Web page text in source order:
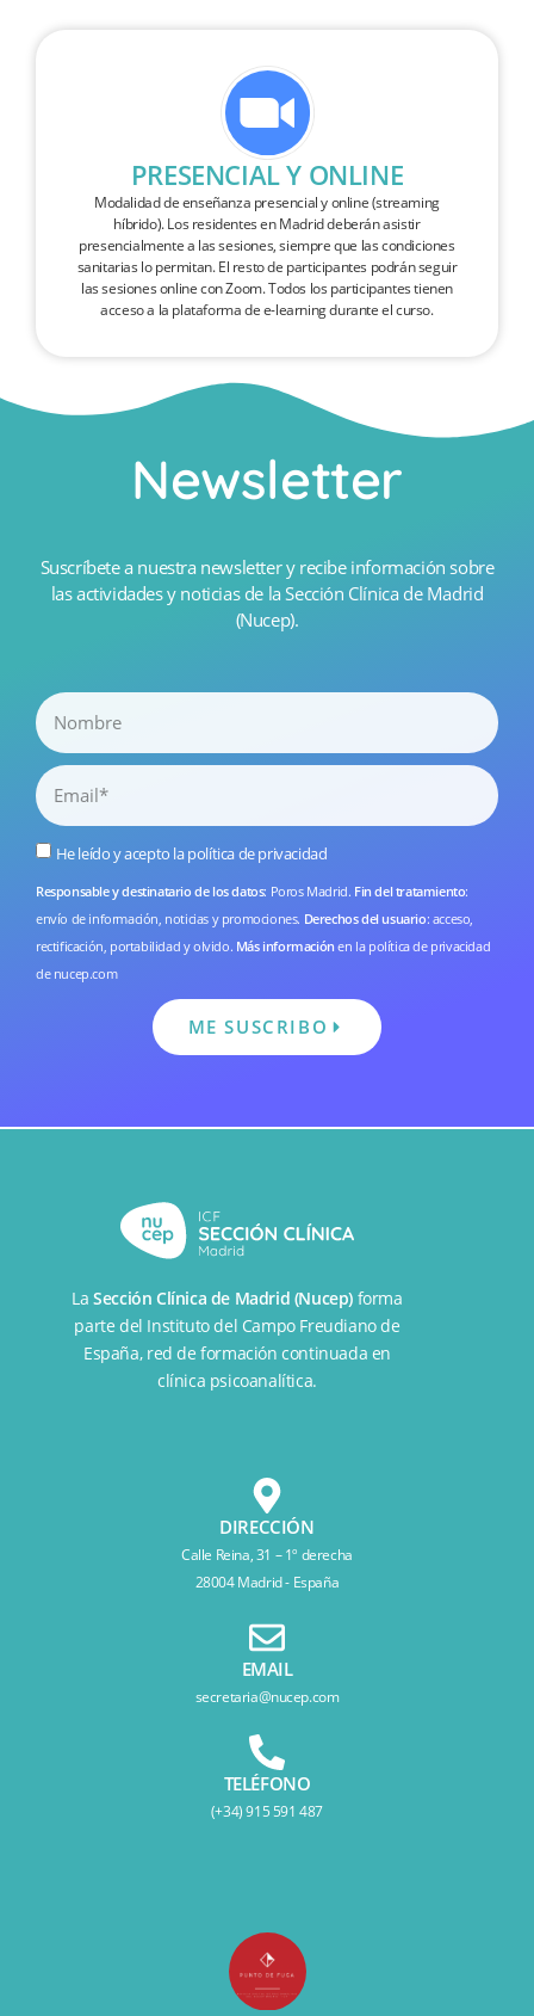
PRESENCIAL Y ONLINE
Modalidad de enseñanza presencial y online (streaming
híbrido). Los residentes en Madrid deberán asistir
presencialmente a las sesiones, siempre que las condiciones
sanitarias lo permitan. El resto de participantes podrán seguir
las sesiones online con Zoom. Todos los participantes tienen
acceso a la plataforma de e-learning durante el curso.
Newsletter
Suscríbete a nuestra newsletter y recibe información sobre
las actividades y noticias de la Sección Clínica de Madrid
(Nucep).
He leído y acepto lapolítica de privacidad
Responsable y destinatario de los datos: Poros Madrid. Fin del tratamiento:
envío de información, noticias y promociones. Derechos del usuario: acceso,
rectificación, portabilidad y olvido. Más información en la política de privacidad
de nucep.com
ME SUSCRIBO
LaSección Clínica de Madrid (Nucep) forma
parte del Instituto del Campo Freudiano de
España, red de formación continuada en
clínica psicoanalítica.
DIRECCIÓN
Calle Reina, 31 – 1º derecha
28004 Madrid - España
EMAIL
secretaria@nucep.com
TELÉFONO
(+34) 915 591 487